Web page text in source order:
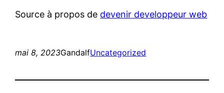
Source à propos de devenir developpeur web
mai 8, 2023GandalfUncategorized